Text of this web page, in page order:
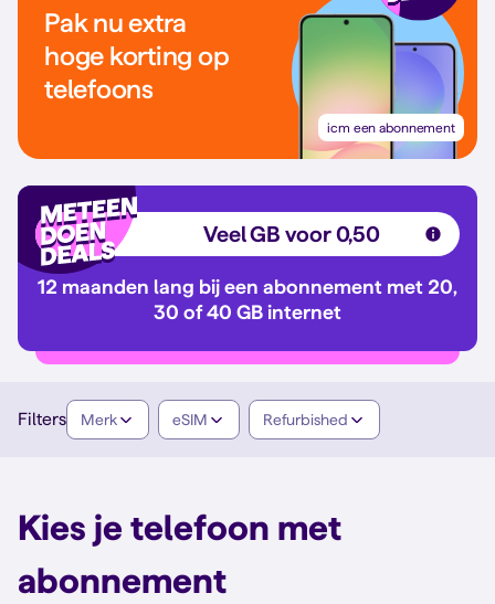
Pak nu extra
hoge korting op
telefoons
icm een abonnement
Veel GB voor 0,50
12 maanden lang bij een abonnement met 20,
30 of 40 GB internet
Filters Merk eSIM Refurbished
Kies je telefoon met
abonnement